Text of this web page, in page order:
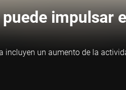
incluyen un aumento de la